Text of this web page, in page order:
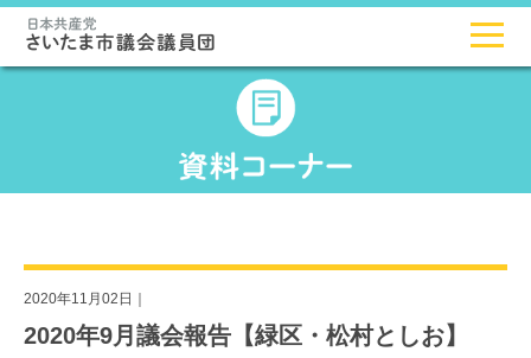
2020年11月02日｜
2020年9月議会報告【緑区・松村としお】